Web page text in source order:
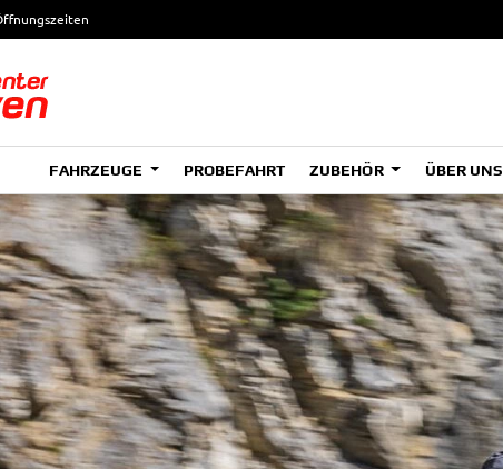
FAHRZEUGE
ADVENTURE
HYPER NAKED
SPORT HERITAGE
SPORT TOURING
SUPERSPORT
PROBEFAHRT ZUBEHÖR ÜBER UNS